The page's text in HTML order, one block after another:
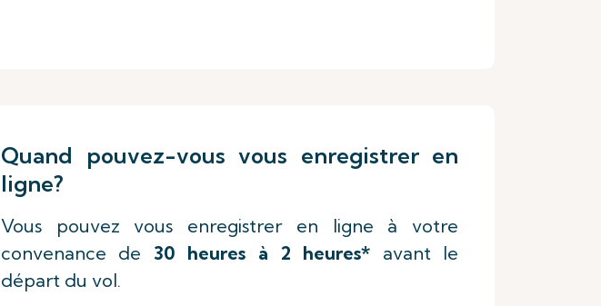
Quand pouvez-vous vous enregistrer en
ligne?
Vous pouvez vous enregistrer en ligne à votre
convenance de 30 heures à 2 heures* avant le
départ du vol.